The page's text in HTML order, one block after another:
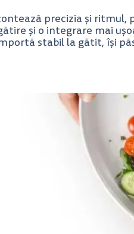
precizia și
și o integrare mai
stabil la gătit, își